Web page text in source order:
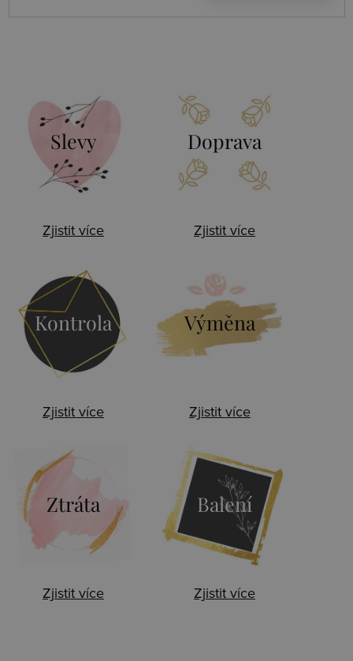
Slevy
Zjistit více
Doprava
Zjistit více
Kontrola
Zjistit více
Výměna
Zjistit více
Ztráta
Zjistit více
Balení
Zjistit více